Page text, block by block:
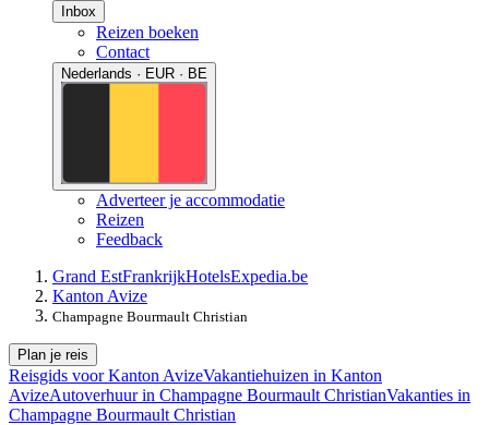
Inbox
Reizen boeken
Contact
Nederlands · EUR · BE
Adverteer je accommodatie
Reizen
Feedback
Grand EstFrankrijkHotelsExpedia.be
Kanton Avize
Champagne Bourmault Christian
Plan je reis
Reisgids voor Kanton AvizeVakantiehuizen in Kanton
AvizeAutoverhuur in Champagne Bourmault ChristianVakanties in
Champagne Bourmault Christian